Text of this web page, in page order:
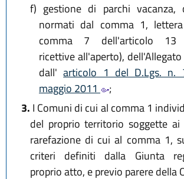
f) gestione di parchi vacanza,
normati dal comma 1,
comma 7 dell'articolo 13
ricettive all'aperto),
dall'articolo 1 del D.Lgs. n.
maggio 2011
;
3. I Comuni di cui al comma 1
del proprio territorio soggette
rarefazione di cui al comma 1,
criteri definiti dalla Giunta
proprio atto, e previo parere della